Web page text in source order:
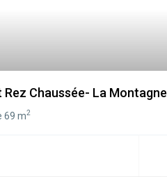
Chaussée- La Montagne
69 m2